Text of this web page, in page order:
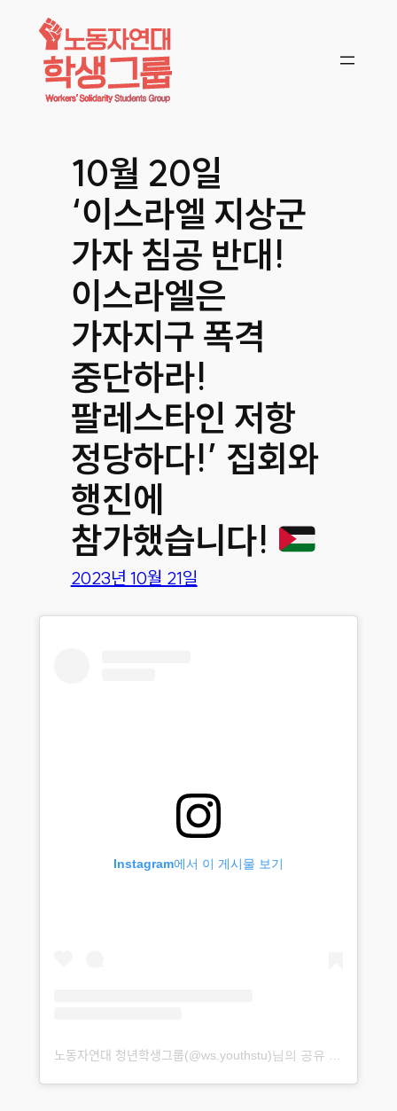
콘텐츠로
바로가기
10월 20일
‘이스라엘 지상군
가자 침공 반대!
이스라엘은
가자지구 폭격
중단하라!
팔레스타인 저항
정당하다!’ 집회와
행진에
참가했습니다!
2023년 10월 21일
Instagram에서 이 게시물 보기
노동자연대 청년학생그룹(@ws.youthstu)님의 공유 게시물